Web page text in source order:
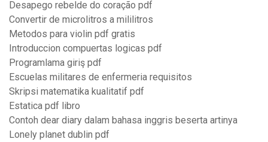
Desapego rebelde do coração pdf
Convertir de microlitros a mililitros
Metodos para violin pdf gratis
Introduccion compuertas logicas pdf
Programlama giriş pdf
Escuelas militares de enfermeria requisitos
Skripsi matematika kualitatif pdf
Estatica pdf libro
Contoh dear diary dalam bahasa inggris beserta artinya
Lonely planet dublin pdf